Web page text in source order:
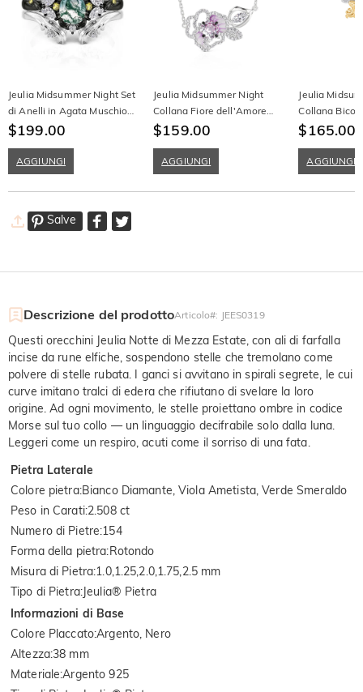
Jeulia Midsummer Night Set
di Anelli in Agata Muschio
Foresta Mistica e Argento
$199.00
AGGIUNGI
Jeulia Midsummer Night
Collana Fiore dell'Amore
con Pansé
$159.00
AGGIUNGI
Jeulia
Collana
Fatato in
$165.00
AGGIUNGI
Salve
Descrizione del prodottoArticolo#: JEES0319
Questi orecchini Jeulia Notte di Mezza Estate, con ali di farfalla
incise da rune elfiche, sospendono stelle che tremolano come
polvere di stelle rubata. I ganci si avvitano in spirali segrete, le cui
curve imitano tralci di edera che rifiutano di svelare la loro
origine. Ad ogni movimento, le stelle proiettano ombre in codice
Morse sul tuo collo — un linguaggio decifrabile solo dalla luna.
Leggeri come un respiro, acuti come il sorriso di una fata.
Pietra Laterale
Colore pietra:Bianco Diamante, Viola Ametista, Verde Smeraldo
Peso in Carati:2.508 ct
Numero di Pietre:154
Forma della pietra:Rotondo
Misura di Pietra:1.0,1.25,2.0,1.75,2.5 mm
Tipo di Pietra:Jeulia® Pietra
Informazioni di Base
Colore Placcato:Argento, Nero
Altezza:38 mm
Materiale:Argento 925